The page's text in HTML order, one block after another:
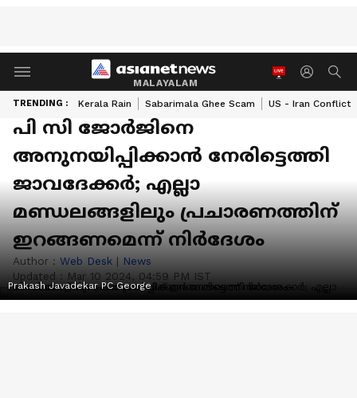
MALAYALAM
TRENDING : Kerala Rain Sabarimala Ghee Scam US - Iran Conflict
പി സി ജോർജിനെ
അനുനയിപ്പിക്കാന്‍ നേരിട്ടെത്തി
ജാവദേക്കർ; എല്ലാ
മണ്ഡലങ്ങളിലും പ്രചാരണത്തിന്
ഇറങ്ങണമെന്ന് നിർദേശം
Author : Web Desk | News
Updated : Mar 10 2024, 04:59 PM IST
Prakash Javadekar PC George